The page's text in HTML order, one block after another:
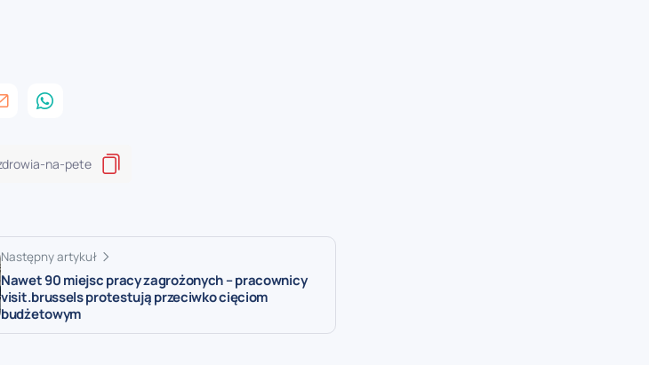
Następny artykuł
Nawet 90 miejsc pracy zagrożonych – pracownicy
visit.brussels protestują przeciwko cięciom
budżetowym